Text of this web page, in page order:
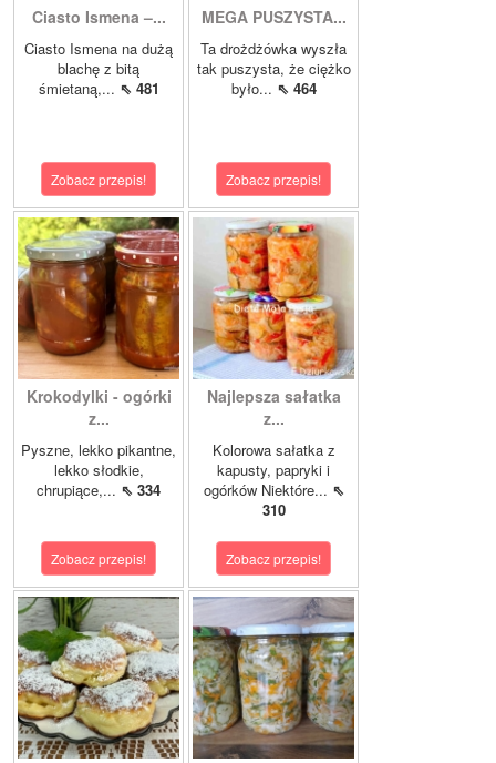
Ciasto Ismena –...
Ciasto Ismena na dużą
blachę z bitą
śmietaną,... ⇖ 481
Zobacz przepis!
MEGA PUSZYSTA...
Ta drożdżówka wyszła
tak puszysta, że ciężko
było... ⇖ 464
Zobacz przepis!
Krokodylki - ogórki
z...
Pyszne, lekko pikantne,
lekko słodkie,
chrupiące,... ⇖ 334
Zobacz przepis!
Najlepsza sałatka
z...
Kolorowa sałatka z
kapusty, papryki i
ogórków Niektóre... ⇖
310
Zobacz przepis!